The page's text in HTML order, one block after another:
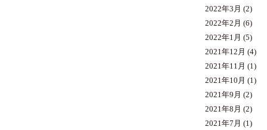
2022年3月 (2)
2022年2月 (6)
2022年1月 (5)
2021年12月 (4)
2021年11月 (1)
2021年10月 (1)
2021年9月 (2)
2021年8月 (2)
2021年7月 (1)